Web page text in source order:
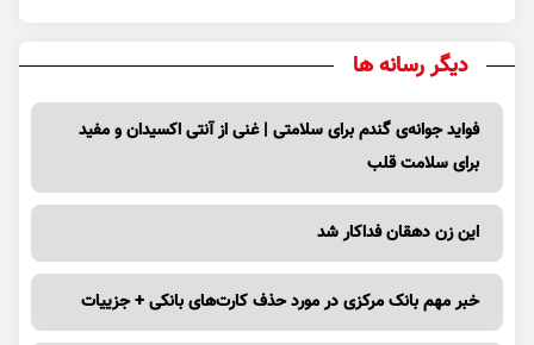
فواید جوانه‌ی گندم برای سلامتی | غنی از آنتی اکسیدان و مفید
برای سلامت قلب
این زن دهقان فداکار شد
خبر مهم بانک مرکزی در مورد حذف کارت‌های بانکی + جزییات
کدام گروه های خونی عصبانی تر هستند ؟